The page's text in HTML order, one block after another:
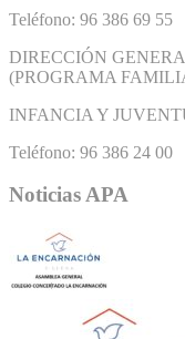
Teléfono: 96 386 69 55
DIRECCIÓN
(PROGRAMA
INFANCIA Y
Teléfono: 96 386 24 00
Noticias APA